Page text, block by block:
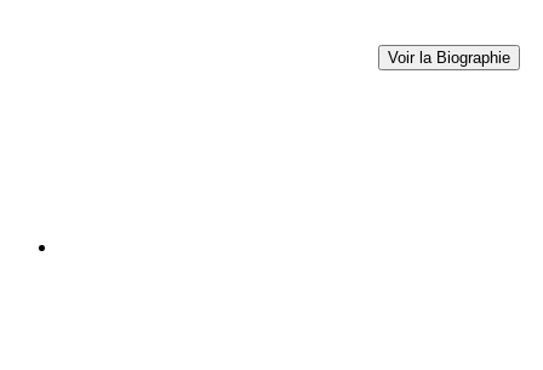
Voir la Biographie